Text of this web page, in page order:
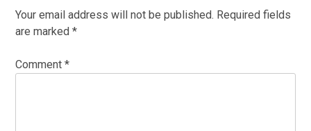
Your email address will not be published. Required fields
are marked *
Comment *